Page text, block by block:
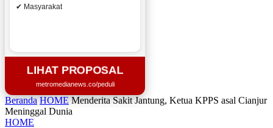
✔ Masyarakat
LIHAT PROPOSAL
metromedianews.co/peduli
Beranda HOME Menderita Sakit Jantung, Ketua KPPS asal Cianjur
Meninggal Dunia
HOME